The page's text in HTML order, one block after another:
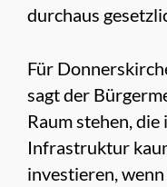
durchaus
Für
sagt der
Raum stehen,
Infrastruktur
investieren,